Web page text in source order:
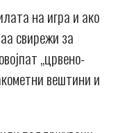
на игра и ако
свирежи за
„црвено-
вештини и